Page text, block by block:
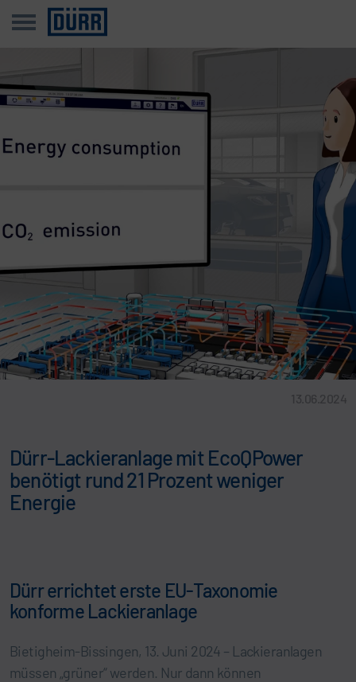
13.06.2024
Dürr-Lackieranlage mit EcoQPower
benötigt rund 21 Prozent weniger
Energie
Dürr errichtet erste EU-Taxonomie
konforme Lackieranlage
Bietigheim-Bissingen, 13. Juni 2024 – Lackieranlagen
müssen „grüner“ werden. Nur dann können